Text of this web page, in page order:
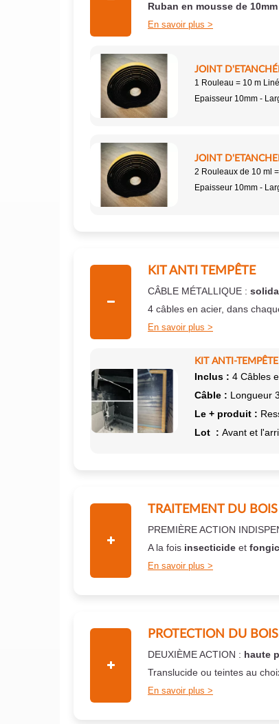
Ruban en mousse de 10mm
En savoir plus
JOINT
1 Rouleau = 10 m
Epaisseur 10mm -
JOINT
2 Rouleaux de 10 ml
Epaisseur 10mm -
KIT ANTI TEMPÊTE
CÂBLE MÉTALLIQUE :
4 câbles en acier, dans
En savoir plus
KIT ANTI-TEMPÊTE
Inclus : 4 Câbles
Câble : Longueur
Le + produit :
Lot : Avant et
TRAITEMENT DU
PREMIÈRE ACTION
A la fois insecticide et
En savoir plus
PROTECTION DU
DEUXIÈME ACTION : haute
Translucide ou teintes au
En savoir plus